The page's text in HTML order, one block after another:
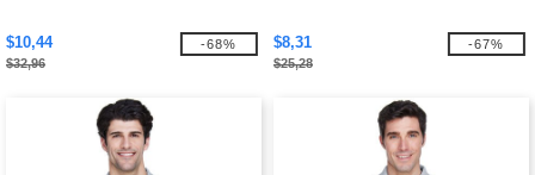
$10,44
$32,96
-68% $8,31
$25,28
-67%